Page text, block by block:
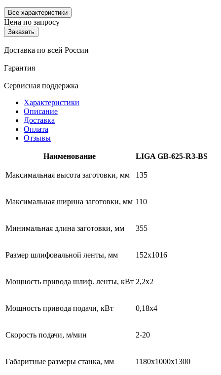
Все характеристики
Цена по запросу
Заказать
Доставка по всей России
Гарантия
Сервисная поддержка
Характеристики
Описание
Доставка
Оплата
Отзывы
Наименование LIGA GB-625-R3-BS
Максимальная высота заготовки, мм 135
Максимальная ширина заготовки, мм 110
Минимальная длина заготовки, мм 355
Размер шлифовальной ленты, мм 152х1016
Мощность привода шлиф. ленты, кВт 2,2х2
Мощность привода подачи, кВт 0,18х4
Скорость подачи, м/мин 2-20
Габаритные размеры станка, мм 1180х1000х1300